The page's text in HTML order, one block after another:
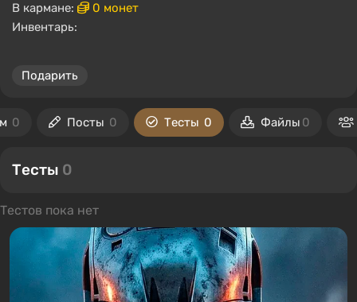
В кармане:
0 монет
Инвентарь:
Подарить
0 Посты 0 Тесты 0 Файлы 0
Тесты 0
Тестов пока нет